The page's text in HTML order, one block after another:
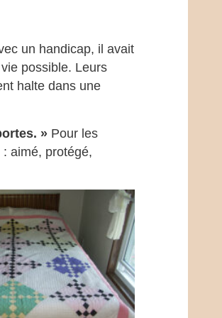
un handicap, il avait
possible. Leurs
halte dans une
»Pour les
aimé, protégé,